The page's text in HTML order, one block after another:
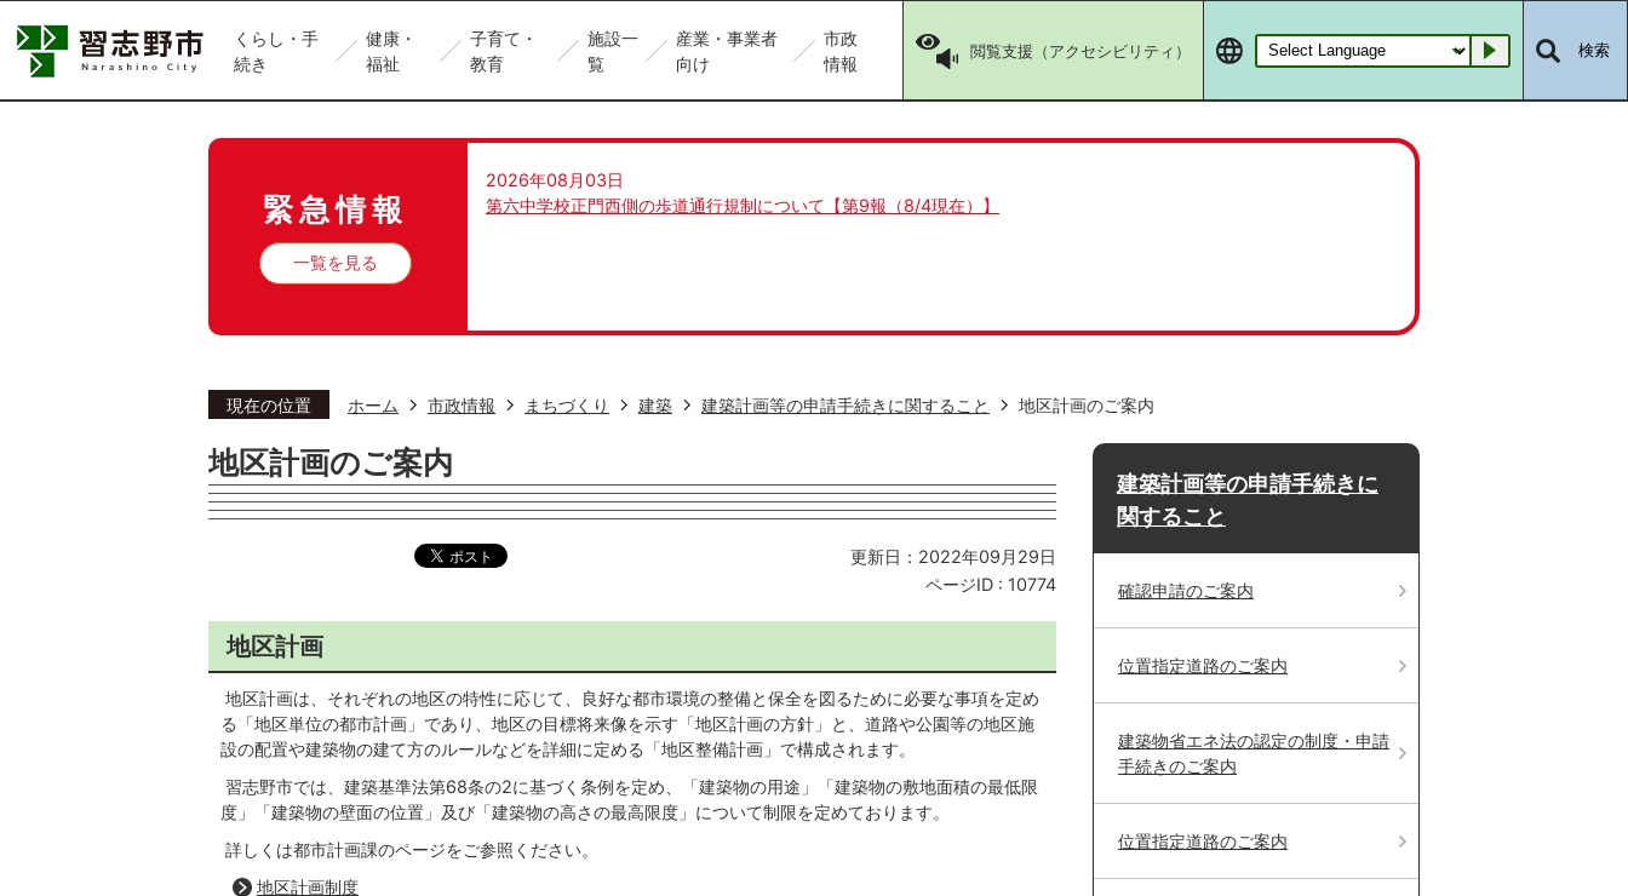
くらし・手
続き
健康・
福祉
子育て・
教育
施設一
覧
産業・事業者
向け
市政
情報
閲覧支援（アクセシビリティ） Go 検索
緊急情報
一覧を見る
2026年08月03日
第六中学校正門西側の歩道通行規制について【第9報（8/4現在）】
現在の位置 ホーム 市政情報 まちづくり 建築 建築計画等の申請手続きに関すること 地区計画のご案内
地区計画のご案内
更新日：2022年09月29日
ページID : 10774
地区計画
地区計画は、それぞれの地区の特性に応じて、良好な都市環境の整備と保全を図るために必要な事項を定め
る「地区単位の都市計画」であり、地区の目標将来像を示す「地区計画の方針」と、道路や公園等の地区施
設の配置や建築物の建て方のルールなどを詳細に定める「地区整備計画」で構成されます。
習志野市では、建築基準法第68条の2に基づく条例を定め、「建築物の用途」「建築物の敷地面積の最低限
度」「建築物の壁面の位置」及び「建築物の高さの最高限度」について制限を定めております。
詳しくは都市計画課のページをご参照ください。
地区計画制度
建築計画等の申請手続きに
関すること
確認申請のご案内
位置指定道路のご案内
建築物省エネ法の認定の制度・申請
手続きのご案内
位置指定道路のご案内